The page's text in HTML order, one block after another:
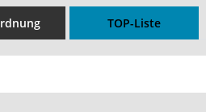
TOP-Liste